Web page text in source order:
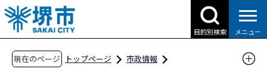
こ
の
ペ
目的別検索 メニュー
現在のページ トップページ
市政情報